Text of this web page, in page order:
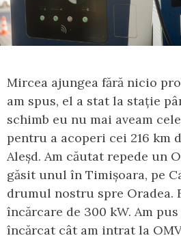
Mircea ajungea fără nicio
am spus, el a stat la stație
schimb eu nu mai aveam
pentru a acoperi cei 216 km
Aleșd. Am căutat repede un
găsit unul în Timișoara, pe
drumul nostru spre Oradea.
încărcare de 300 kW. Am
încărcat cât am intrat la